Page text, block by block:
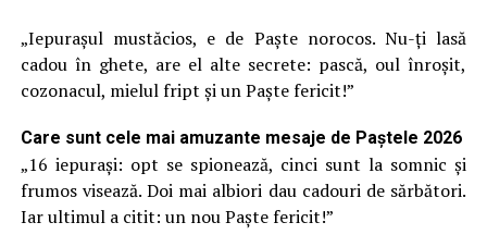
„Iepuraşul mustăcios, e de Paşte norocos. Nu-ţi lasă
cadou în ghete, are el alte secrete: pască, oul înroşit,
cozonacul, mielul fript şi un Paşte fericit!”
Care sunt cele mai amuzante mesaje de Paștele 2026
„16 iepuraşi: opt se spionează, cinci sunt la somnic şi
frumos visează. Doi mai albiori dau cadouri de sărbători.
Iar ultimul a citit: un nou Paşte fericit!”